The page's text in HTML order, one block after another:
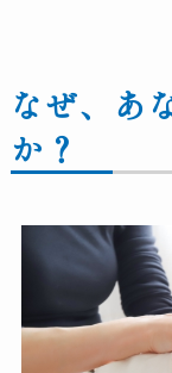
なぜ、あ
か？